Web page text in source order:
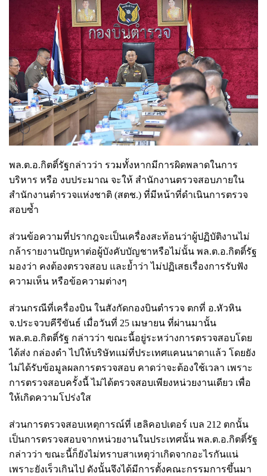
พล.ต.อ.กิตติ์รัฐกล่าวว่า รวมทั้งหากมีการผิดพลาดในการ
บริหาร หรือ งบประมาณ จะให้ สำนักงานตรวจสอบภายใน
สำนักงานตำรวจแห่งชาติ (สตช.) ที่มีหน้าที่ดำเนินการตรวจ
สอบซ้ำ
ส่วนข้อความที่ปรากฎจะเป็นเครื่องสะท้อนว่าผู้ปฏิบัติงานไม่
กล้ารายงานปัญหาต่อผู้บังคับบัญชาหรือไม่นั้น พล.ต.อ.กิตติ์รัฐ
มองว่า คงต้องตรวจสอบ และย้ำว่า ไม่ปฏิเสธเรื่องการรับฟัง
ความเห็น หรือข้อความต่างๆ
ส่วนกรณีที่เครื่องบิน ในสังกัดกองบินตำรวจ ตกที่ อ.หัวหิน
จ.ประจวบคีรีขันธ์ เมื่อวันที่ 25 เมษายน ที่ผ่านมานั้น
พล.ต.อ.กิตติ์รัฐ กล่าวว่า ขณะนี้อยู่ระหว่างการตรวจสอบโดย
ได้ส่ง กล่องดำ ไปให้บริษัทแม่ที่ประเทศแคนนาดาแล้ว โดยยัง
ไม่ได้รับข้อมูลผลการตรวจสอบ คาดว่าจะต้องใช้เวลา เพราะ
การตรวจสอบครั้งนี้ ไม่ได้ตรวจสอบเพียงหน่วยงานเดียว เพื่อ
ให้เกิดความโปร่งใส
ส่วนการตรวจสอบเหตุการณ์ที่ เฮลิคอปเตอร์ เบล 212 ตกนั้น
เป็นการตรวจสอบจากหน่วยงานในประเทศนั้น พล.ต.อ.กิตติ์รัฐ
กล่าวว่า ขณะนี้ก็ยังไม่ทราบสาเหตุว่าเกิดจากอะไรกันแน่
เพราะยังเร็วเกินไป ดังนั้นจึงได้มีการตั้งคณะกรรมการขึ้นมา